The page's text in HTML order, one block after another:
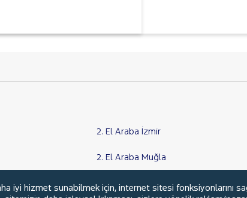
2. El Araba İzmir
2. El Araba Muğla
2. El Araba Aydın
iyi hizmet sunabilmek için, internet sitesi fonksiyonlarını